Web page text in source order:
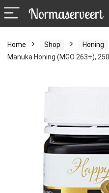
Home Shop Honing
Manuka Honing (MGO 263+),